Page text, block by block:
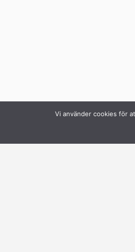
Vi använder cookies för